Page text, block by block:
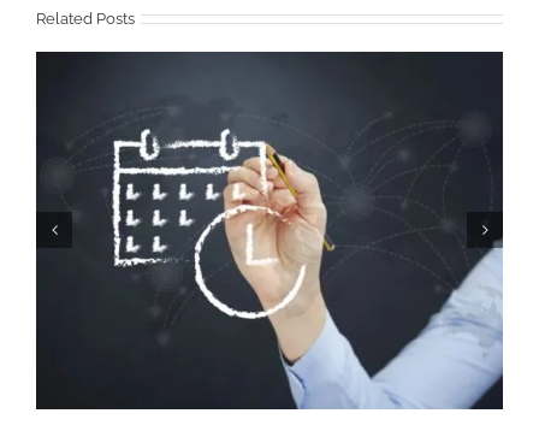
Related Posts
Calendario 2026 Colombia (con festivos)